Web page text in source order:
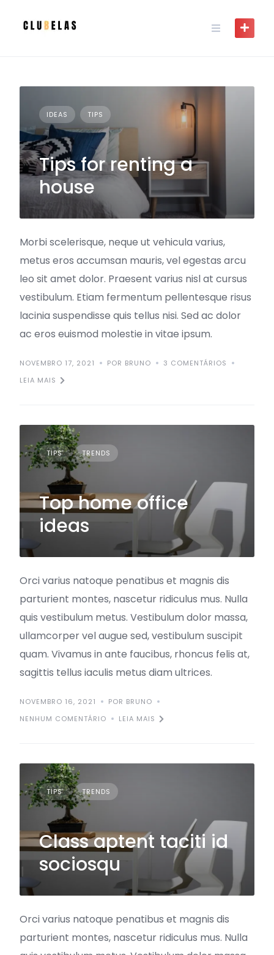
IDEAS TIPS
Tips for renting a
house
Morbi scelerisque, neque ut vehicula varius,
metus eros accumsan mauris, vel egestas arcu
leo sit amet dolor. Praesent varius nisl at cursus
vestibulum. Etiam fermentum pellentesque risus
lacinia suspendisse quis tellus nisi. Sed ac dolor
ac eros euismod molestie in vitae ipsum.
NOVEMBRO 17, 2021 POR BRUNO
3 COMENTÁRIOS
LEIA MAIS
TIPS TRENDS
Top home office
ideas
Orci varius natoque penatibus et magnis dis
parturient montes, nascetur ridiculus mus. Nulla
quis vestibulum metus. Vestibulum dolor massa,
ullamcorper vel augue sed, vestibulum suscipit
quam. Vivamus in ante faucibus, rhoncus felis at,
sagittis tellus iaculis metus diam ultrices.
NOVEMBRO 16, 2021
POR BRUNO
NENHUM COMENTÁRIO
LEIA MAIS
TIPS TRENDS
Class aptent taciti id
sociosqu
Orci varius natoque penatibus et magnis dis
parturient montes, nascetur ridiculus mus. Nulla